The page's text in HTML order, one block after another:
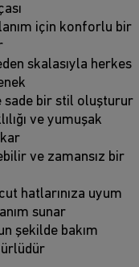
için konforlu bir
skalasıyla herkes
sade bir stil oluşturur
ve yumuşak
ve zamansız bir
hatlarınıza uyum
sunar
şekilde bakım